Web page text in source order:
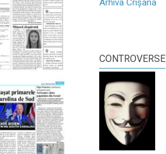
Arhiva Crișana
CONTROVERSE